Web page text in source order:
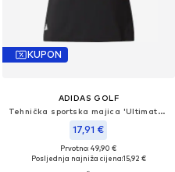
KUPON
ADIDAS GOLF
Tehnička sportska majica 'Ultimate365 Solid'
17,91 €
Prvotno: 49,90 €
Posljednja najniža cijena:15,92 €